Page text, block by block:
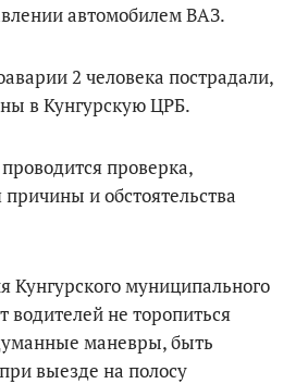
автомобилем ВАЗ.
2 человека пострадали,
в Кунгурскую ЦРБ.
проверка,
и обстоятельства
Кунгурского муниципального
водителей не торопиться
маневры, быть
выезде на полосу